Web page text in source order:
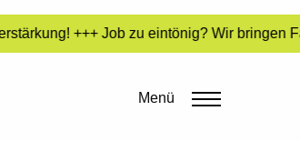
+++ Job zu eintönig? Wir
Menü